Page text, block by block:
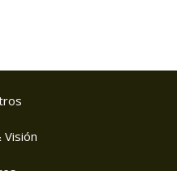
Visión